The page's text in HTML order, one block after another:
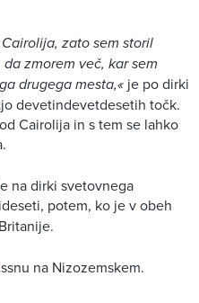
zato sem storil
zmorem več, kar sem
drugega mesta,« je po dirki
devetindevetdesetih točk.
Cairolija in s tem se lahko
na dirki svetovnega
potem, ko je v obeh
na Nizozemskem.